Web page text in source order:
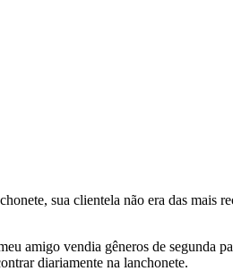
sua clientela não era das mais
amigo vendia gêneros de segunda
diariamente na lanchonete.